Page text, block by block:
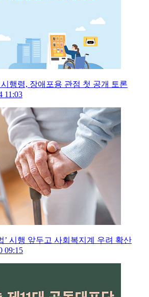
시행령, 장애포용 관점 첫 공개 토론
11:03
’ 시행 앞두고 사회복지계 우려 확산
09:15